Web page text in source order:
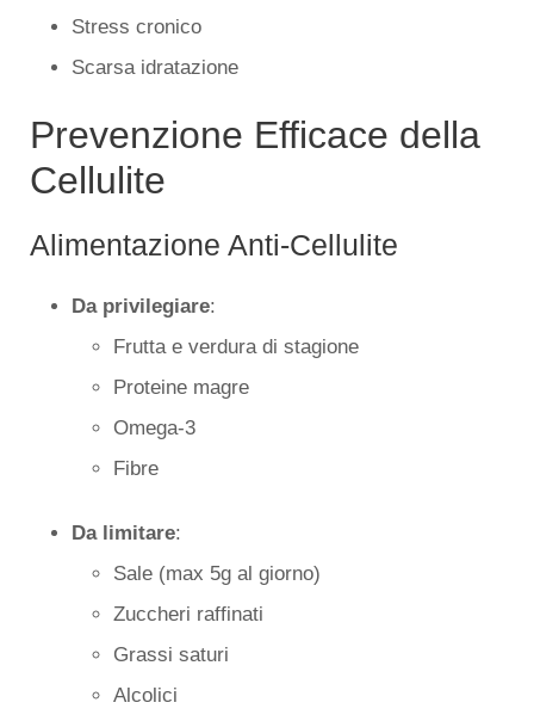
Stress cronico
Scarsa idratazione
Prevenzione Efficace della
Cellulite
Alimentazione Anti-Cellulite
Da privilegiare:
Frutta e verdura di stagione
Proteine magre
Omega-3
Fibre
Da limitare:
Sale (max 5g al giorno)
Zuccheri raffinati
Grassi saturi
Alcolici